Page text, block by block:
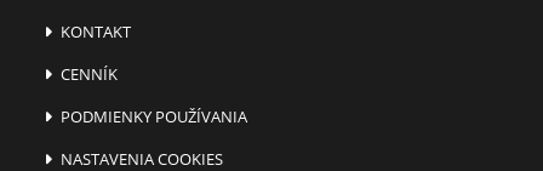
KONTAKT
CENNÍK
PODMIENKY POUŽÍVANIA
NASTAVENIA COOKIES